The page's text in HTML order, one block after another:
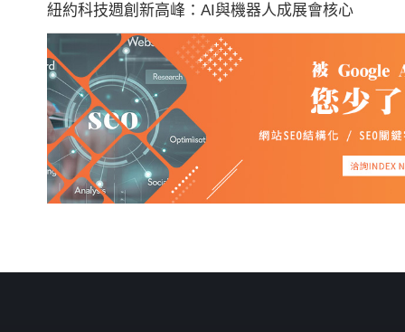
紐約科技週創新高峰：AI與機器人成展會核心